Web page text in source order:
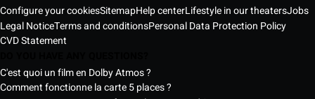
Configure your cookiesSitemapHelp centerLifestyle in our theatersJobs
Legal NoticeTerms and conditionsPersonal Data Protection Policy
CVD Statement
C'est quoi un film en Dolby Atmos ?
Comment fonctionne la carte 5 places ?